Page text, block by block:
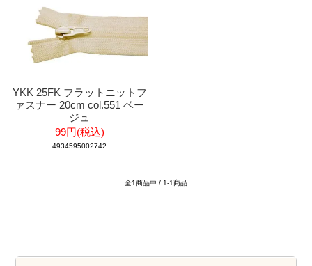
YKK 25FK フラットニットフ
ァスナー 20cm col.551 ベー
ジュ
99円(税込)
4934595002742
全1商品中 / 1-1商品